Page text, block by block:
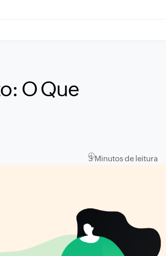
O Que
3 Minutos de leitura